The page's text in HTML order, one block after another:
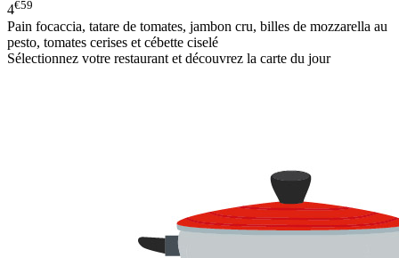
4€59
Pain focaccia, tatare de tomates, jambon cru, billes de mozzarella au
pesto, tomates cerises et cébette ciselé
Sélectionnez votre restaurant et découvrez la carte du jour